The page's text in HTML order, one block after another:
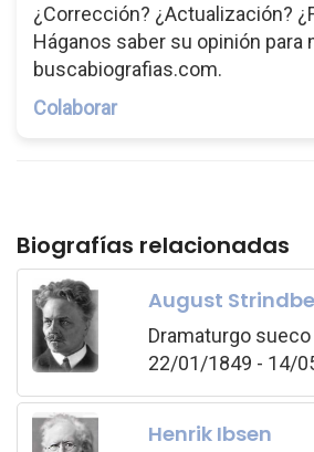
¿Corrección? ¿Actualización?
Háganos saber su opinión para
buscabiografias.com.
Colaborar
Biografías relacionadas
August
Dramaturgo sueco
22/01/1849 - 14/
Henrik Ibsen